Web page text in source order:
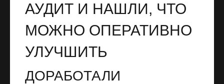
АУДИТ И НАШЛИ, ЧТО
МОЖНО ОПЕРАТИВНО
УЛУЧШИТЬ
ДОРАБОТАЛИ